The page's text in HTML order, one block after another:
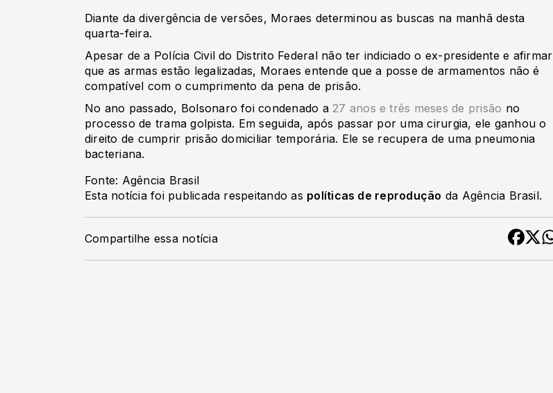
Diante da divergência de versões, Moraes determinou as buscas na manhã desta
quarta-feira.
Apesar de a Polícia Civil do Distrito Federal não ter indiciado o ex-presidente e afirmar
que as armas estão legalizadas, Moraes entende que a posse de armamentos não é
compatível com o cumprimento da pena de prisão.
No ano passado, Bolsonaro foi condenado a 27 anos e três meses de prisão no
processo de trama golpista. Em seguida, após passar por uma cirurgia, ele ganhou o
direito de cumprir prisão domiciliar temporária. Ele se recupera de uma pneumonia
bacteriana.
Fonte: Agência Brasil
Esta notícia foi publicada respeitando as políticas de reprodução da Agência Brasil.
Compartilhe essa notícia